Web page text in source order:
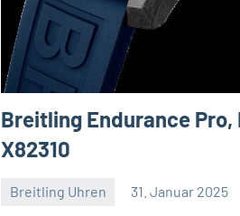
Breitling Endurance Pro,
X82310
Breitling Uhren 31. Januar 2025
Navitimer